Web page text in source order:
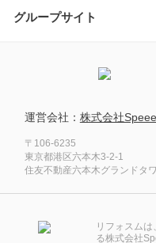
グループサイト
運営会社： 株式会社Speee
〒106-6235
東京都港区六本木3-2-1
住友不動産六本木グランドタ
リフォスム
る株式会社